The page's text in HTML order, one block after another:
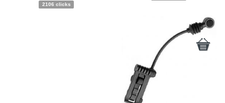
Disponibilità:Ordinabile
2106 clicks